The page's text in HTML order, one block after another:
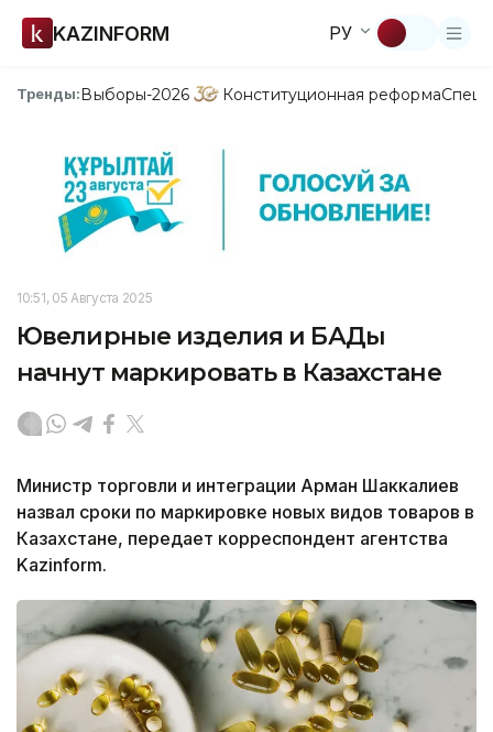
KAZINFORM РУ
Тренды:Выборы-2026 Конституционная реформа
10:51, 05 Августа 2025
Ювелирные изделия и БАДы
начнут маркировать в Казахстане
Министр торговли и интеграции Арман Шаккалиев
назвал сроки по маркировке новых видов товаров в
Казахстане, передает корреспондент агентства
Kazinform.